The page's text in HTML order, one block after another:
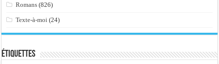
Romans (826)
Texte-à-moi (24)
Étiquettes